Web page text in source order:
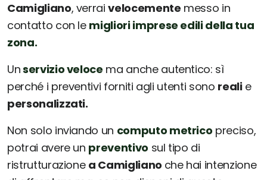
Camigliano, verraivelocemente messo in
contatto con le migliori imprese edili della tua
zona.
Unservizio veloce ma anche autentico: sì
perché i preventivi forniti agli utenti sono realie
personalizzati.
Non solo inviando un computo metrico preciso,
potrai avere un preventivo sul tipo di
ristrutturazione a Camigliano che hai intenzione